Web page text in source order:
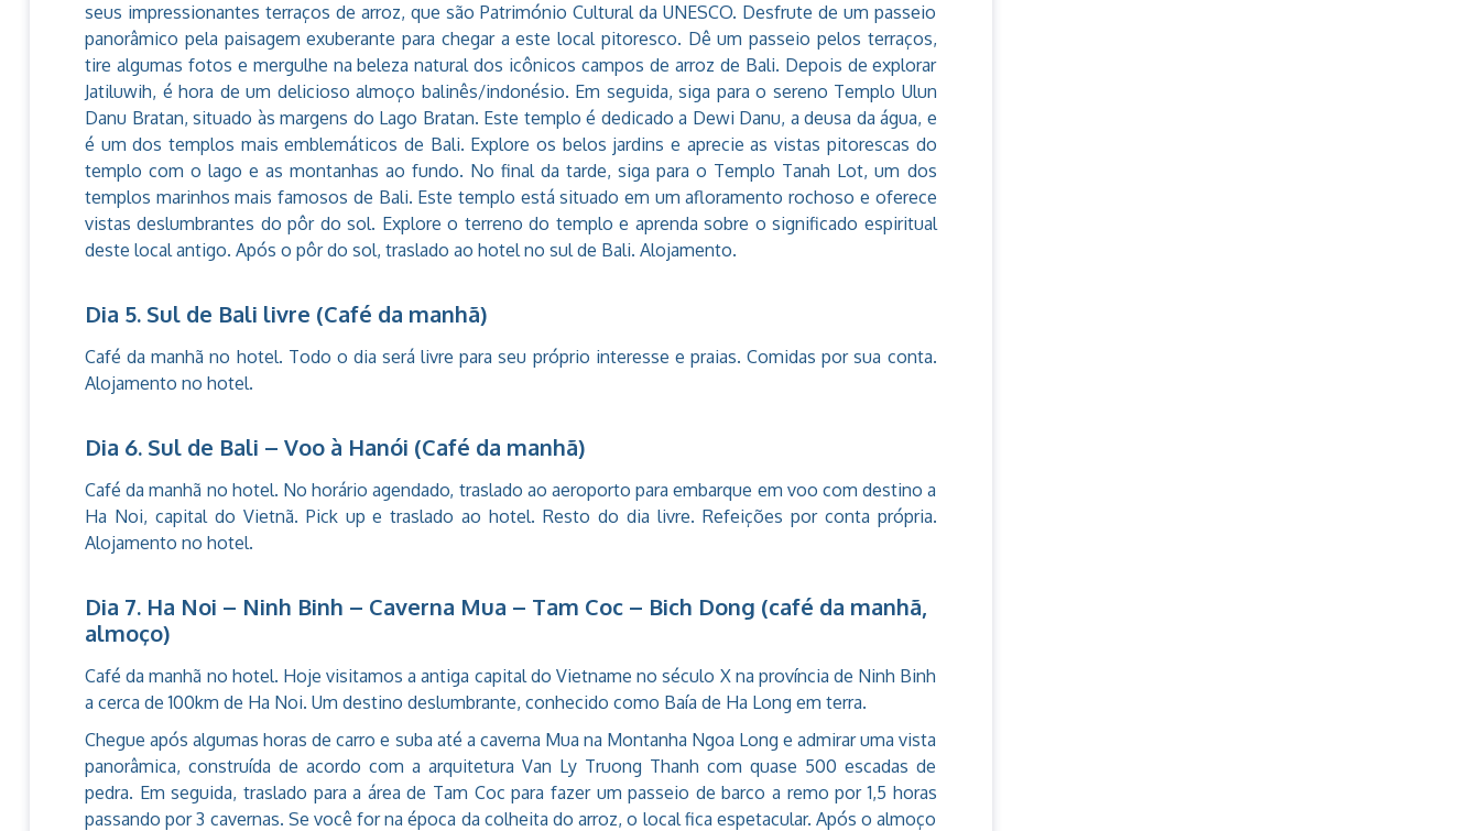
seus impressionantes terraços de arroz, que são Património Cultural da UNESCO. Desfrute de um passeio
panorâmico pela paisagem exuberante para chegar a este local pitoresco. Dê um passeio pelos terraços,
tire algumas fotos e mergulhe na beleza natural dos icônicos campos de arroz de Bali. Depois de explorar
Jatiluwih, é hora de um delicioso almoço balinês/indonésio. Em seguida, siga para o sereno Templo Ulun
Danu Bratan, situado às margens do Lago Bratan. Este templo é dedicado a Dewi Danu, a deusa da água, e
é um dos templos mais emblemáticos de Bali. Explore os belos jardins e aprecie as vistas pitorescas do
templo com o lago e as montanhas ao fundo. No final da tarde, siga para o Templo Tanah Lot, um dos
templos marinhos mais famosos de Bali. Este templo está situado em um afloramento rochoso e oferece
vistas deslumbrantes do pôr do sol. Explore o terreno do templo e aprenda sobre o significado espiritual
deste local antigo. Após o pôr do sol, traslado ao hotel no sul de Bali. Alojamento.
Dia 5. Sul de Bali livre (Café da manhã)
Café da manhã no hotel. Todo o dia será livre para seu próprio interesse e praias. Comidas por sua conta.
Alojamento no hotel.
Dia 6. Sul de Bali – Voo à Hanói (Café da manhã)
Café da manhã no hotel. No horário agendado, traslado ao aeroporto para embarque em voo com destino a
Ha Noi, capital do Vietnã. Pick up e traslado ao hotel. Resto do dia livre. Refeições por conta própria.
Alojamento no hotel.
Dia 7. Ha Noi – Ninh Binh – Caverna Mua – Tam Coc – Bich Dong (café da manhã,
almoço)
Café da manhã no hotel. Hoje visitamos a antiga capital do Vietname no século X na província de Ninh Binh
a cerca de 100km de Ha Noi. Um destino deslumbrante, conhecido como Baía de Ha Long em terra.
Chegue após algumas horas de carro e suba até a caverna Mua na Montanha Ngoa Long e admirar uma vista
panorâmica, construída de acordo com a arquitetura Van Ly Truong Thanh com quase 500 escadas de
pedra. Em seguida, traslado para a área de Tam Coc para fazer um passeio de barco a remo por 1,5 horas
passando por 3 cavernas. Se você for na época da colheita do arroz, o local fica espetacular. Após o almoço